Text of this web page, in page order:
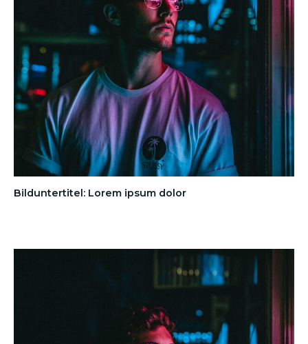
Bilduntertitel: Lorem ipsum dolor